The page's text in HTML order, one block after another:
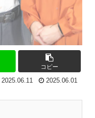
コピー
2025.06.11 2025.06.01